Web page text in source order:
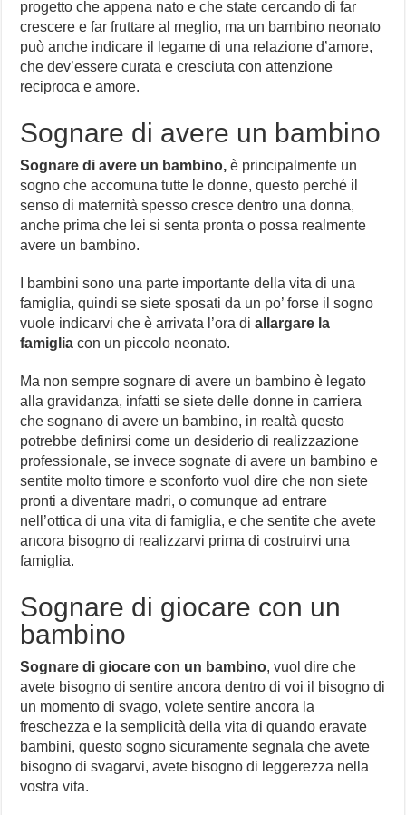
progetto che appena nato e che state cercando di far
crescere e far fruttare al meglio, ma un bambino neonato
può anche indicare il legame di una relazione d’amore,
che dev’essere curata e cresciuta con attenzione
reciproca e amore.
Sognare di avere un bambino
Sognare di avere un bambino,è principalmente un
sogno che accomuna tutte le donne, questo perché il
senso di maternità spesso cresce dentro una donna,
anche prima che lei si senta pronta o possa realmente
avere un bambino.
I bambini sono una parte importante della vita di una
famiglia, quindi se siete sposati da un po’ forse il sogno
vuole indicarvi che è arrivata l’ora di allargare la
famiglia con un piccolo neonato.
Ma non sempre sognare di avere un bambino è legato
alla gravidanza, infatti se siete delle donne in carriera
che sognano di avere un bambino, in realtà questo
potrebbe definirsi come un desiderio di realizzazione
professionale, se invece sognate di avere un bambino e
sentite molto timore e sconforto vuol dire che non siete
pronti a diventare madri, o comunque ad entrare
nell’ottica di una vita di famiglia, e che sentite che avete
ancora bisogno di realizzarvi prima di costruirvi una
famiglia.
Sognare di giocare con un
bambino
Sognare di giocare con un bambino, vuol dire che
avete bisogno di sentire ancora dentro di voi il bisogno di
un momento di svago, volete sentire ancora la
freschezza e la semplicità della vita di quando eravate
bambini, questo sogno sicuramente segnala che avete
bisogno di svagarvi, avete bisogno di leggerezza nella
vostra vita.